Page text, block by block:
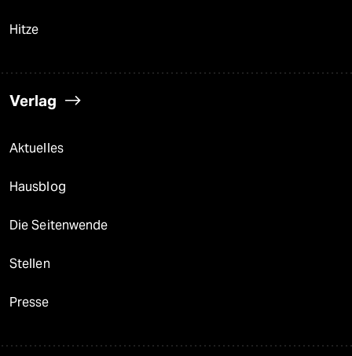
Hitze
Verlag
Aktuelles
Hausblog
Die Seitenwende
Stellen
Presse